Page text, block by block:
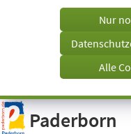
Visuelle
Assistenzsoftware
öffnen.
Nur
Alle
Paderborn